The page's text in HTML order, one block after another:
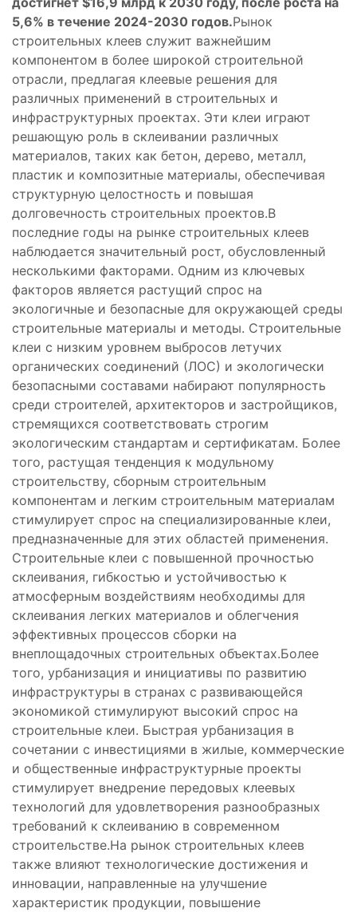
5,6% в течение 2024-2030 годов.Рынок
строительных клеев служит важнейшим
компонентом в более широкой строительной
отрасли, предлагая клеевые решения для
различных применений в строительных и
инфраструктурных проектах. Эти клеи играют
решающую роль в склеивании различных
материалов, таких как бетон, дерево, металл,
пластик и композитные материалы, обеспечивая
структурную целостность и повышая
долговечность строительных проектов.В
последние годы на рынке строительных клеев
наблюдается значительный рост, обусловленный
несколькими факторами. Одним из ключевых
факторов является растущий спрос на
экологичные и безопасные для окружающей среды
строительные материалы и методы. Строительные
клеи с низким уровнем выбросов летучих
органических соединений (ЛОС) и экологически
безопасными составами набирают популярность
среди строителей, архитекторов и застройщиков,
стремящихся соответствовать строгим
экологическим стандартам и сертификатам. Более
того, растущая тенденция к модульному
строительству, сборным строительным
компонентам и легким строительным материалам
стимулирует спрос на специализированные клеи,
предназначенные для этих областей применения.
Строительные клеи с повышенной прочностью
склеивания, гибкостью и устойчивостью к
атмосферным воздействиям необходимы для
склеивания легких материалов и облегчения
эффективных процессов сборки на
внеплощадочных строительных объектах.Более
того, урбанизация и инициативы по развитию
инфраструктуры в странах с развивающейся
экономикой стимулируют высокий спрос на
строительные клеи. Быстрая урбанизация в
сочетании с инвестициями в жилые, коммерческие
и общественные инфраструктурные проекты
стимулирует внедрение передовых клеевых
технологий для удовлетворения разнообразных
требований к склеиванию в современном
строительстве.На рынок строительных клеев
также влияют технологические достижения и
инновации, направленные на улучшение
характеристик продукции, повышение